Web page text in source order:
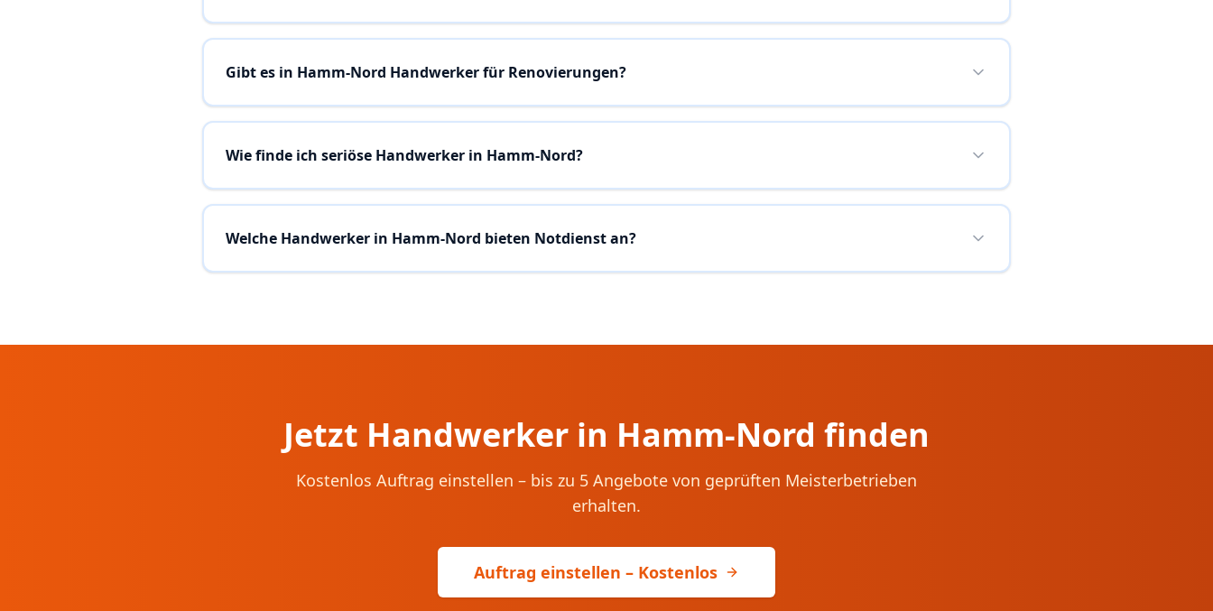
Gibt es in Hamm-Nord Handwerker für Renovierungen?
Wie finde ich seriöse Handwerker in Hamm-Nord?
Welche Handwerker in Hamm-Nord bieten Notdienst an?
Jetzt Handwerker in Hamm-Nord finden
Kostenlos Auftrag einstellen – bis zu 5 Angebote von geprüften Meisterbetrieben
erhalten.
Auftrag einstellen – Kostenlos